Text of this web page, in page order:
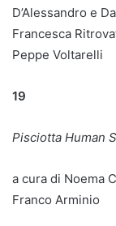
D’Alessandro e
Francesca
Peppe Voltarelli
19
Pisciotta Human
a cura di Noema
Franco Arminio